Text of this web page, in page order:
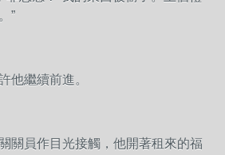
”
他繼續前進。
關員作目光接觸，他開著租來的福